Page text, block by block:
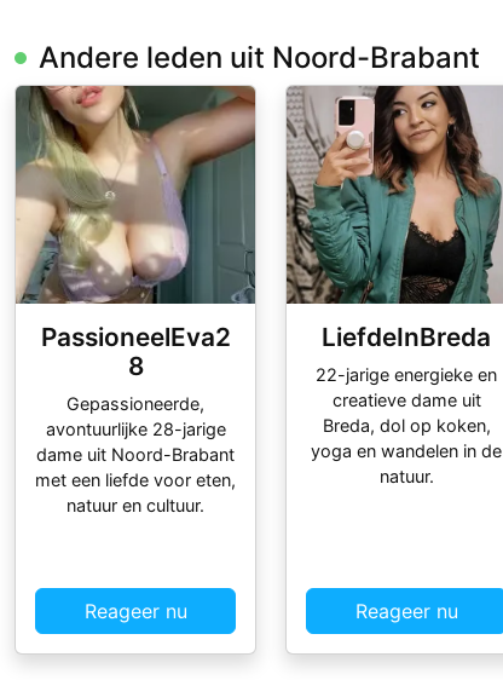
Andere leden uit Noord-Brabant
PassioneelEva2
8
Gepassioneerde,
avontuurlijke 28-jarige
dame uit Noord-Brabant
met een liefde voor eten,
natuur en cultuur.
Reageer nu
LiefdeInBreda
22-jarige energieke en
creatieve dame uit
Breda, dol op koken,
yoga en wandelen in de
natuur.
Reageer nu